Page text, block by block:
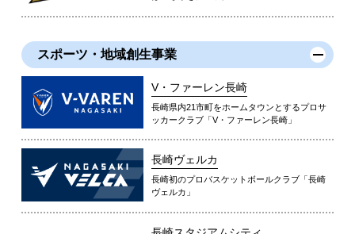
スポーツ・地域創生事業
V・ファーレン長崎
長崎県内21市町をホームタウンとするプロサ
ッカークラブ「V・ファーレン長崎」
長崎ヴェルカ
長崎初のプロバスケットボールクラブ「長崎
ヴェルカ」